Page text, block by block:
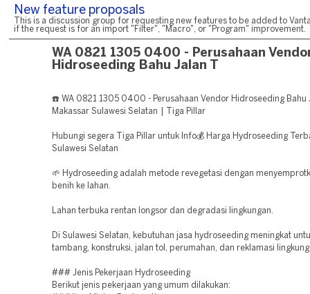
New feature proposals
This is a discussion group for requesting new features to be added to
if the request is for an import "Filter", "Macro", or "Program" improvement.
WA 0821 1305 0400 - Perusahaan
Hidroseeding Bahu Jalan T
☎️ WA 0821 1305 0400 - Perusahaan Vendor Hidroseeding Bahu
Makassar Sulawesi Selatan | Tiga Pillar
Hubungi segera Tiga Pillar untuk Info💰 Harga Hydroseeding
Sulawesi Selatan
🌱 Hydroseeding adalah metode revegetasi dengan
benih ke lahan.
Lahan terbuka rentan longsor dan degradasi lingkungan.
Di Sulawesi Selatan, kebutuhan jasa hydroseeding meningkat
tambang, konstruksi, jalan tol, perumahan, dan reklamasi
### Jenis Pekerjaan Hydroseeding
Berikut jenis pekerjaan yang umum dilakukan: